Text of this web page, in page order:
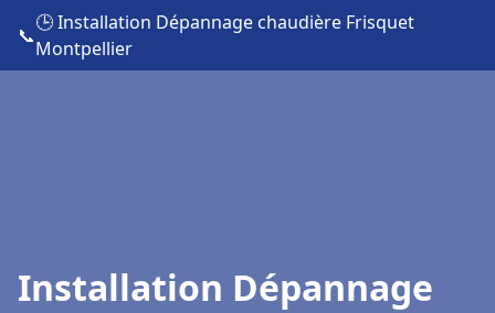
📞
🕒 Installation Dépannage chaudière Frisquet
Montpellier
Installation Dépannage